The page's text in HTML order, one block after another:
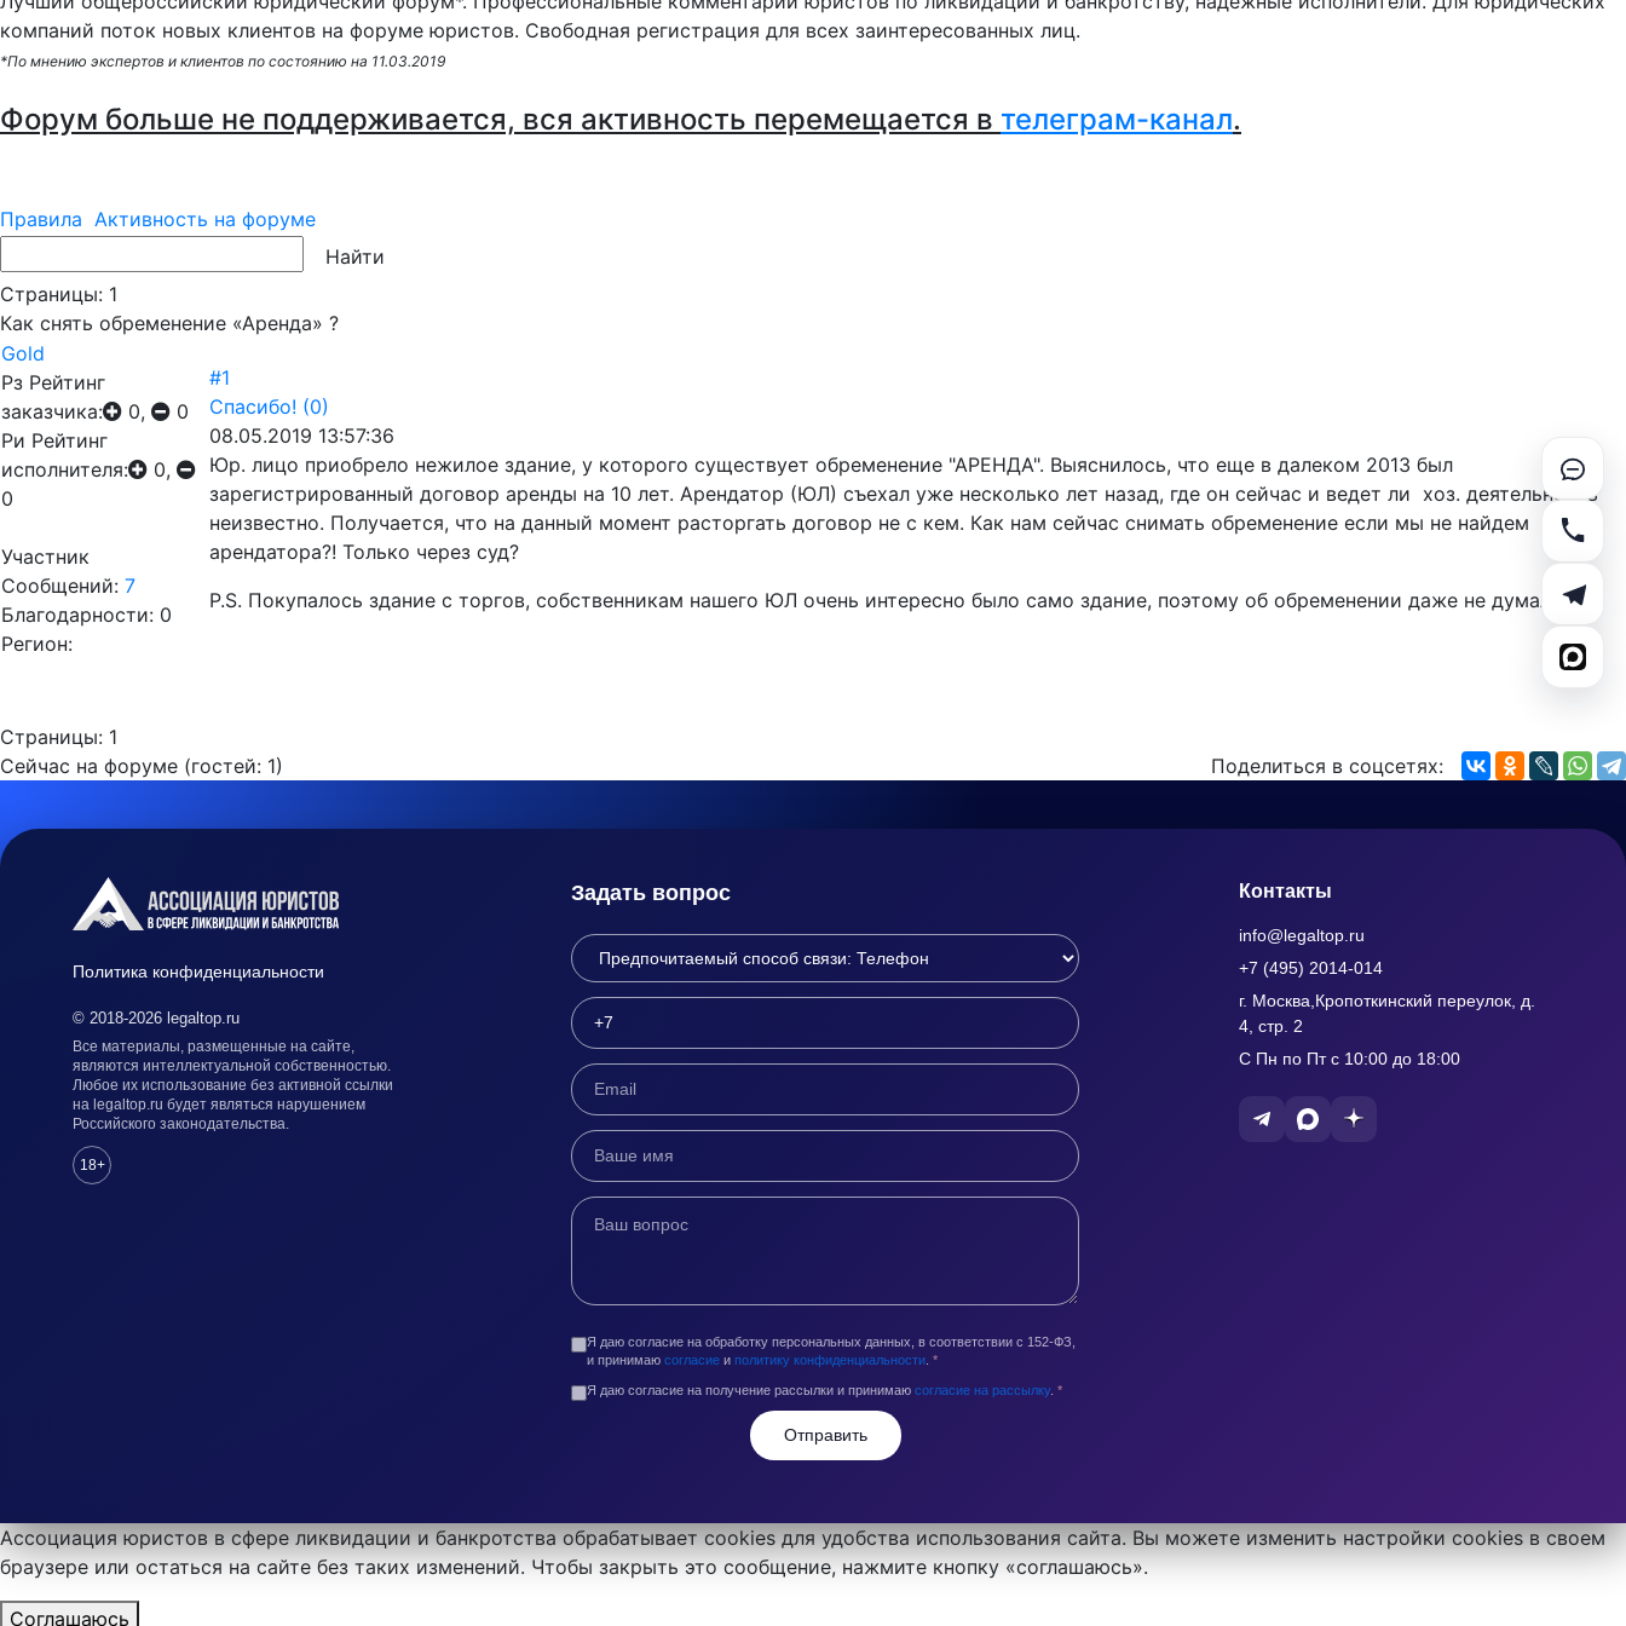
компаний поток новых клиентов на форуме юристов. Свободная регистрация для всех заинтересованных лиц.
*По мнению экспертов и клиентов по состоянию на 11.03.2019
Форум больше не поддерживается, вся активность перемещается в телеграм-канал.
Правила Активность на форуме
Страницы: 1
Как снять обременение «Аренда» ?
Gold
Рз Рейтинг
заказчика:
0,
0
Ри Рейтинг
исполнителя:
0,
0
Участник
Сообщений: 7
Благодарности: 0
Регион:
#1
Спасибо! (0)
08.05.2019 13:57:36
Юр. лицо приобрело нежилое здание, у которого существует обременение "АРЕНДА". Выяснилось, что еще в далеком 2013 был
зарегистрированный договор аренды на 10 лет. Арендатор (ЮЛ) съехал уже несколько лет назад, где он сейчас и ведет ли хоз. деятельность
неизвестно. Получается, что на данный момент расторгать договор не с кем. Как нам сейчас снимать обременение если мы не найдем
арендатора?! Только через суд?
P.S. Покупалось здание с торгов, собственникам нашего ЮЛ очень интересно было само здание, поэтому об обременении даже не думали ((
Страницы: 1
Сейчас на форуме (гостей: 1) Поделиться в соцсетях:
Политика конфиденциальности
© 2018-2026 legaltop.ru
Все материалы, размещенные на сайте,
являются интеллектуальной собственностью.
Любое их использование без активной ссылки
на legaltop.ru будет являться нарушением
Российского законодательства.
18+
Задать вопрос
Я даю согласие на обработку персональных данных, в соответствии с 152-ФЗ,
и принимаю согласие и политику конфиденциальности *
Я даю согласие на получение рассылки и принимаю согласие на рассылку. *
Отправить
Контакты
info@legaltop.ru
+7 (495) 2014-014
г. Москва,Кропоткинский переулок, д.
4, стр. 2
С Пн по Пт с 10:00 до 18:00
Ассоциация юристов в сфере ликвидации и банкротства обрабатывает cookies для удобства использования сайта. Вы можете изменить настройки cookies в своем
браузере или остаться на сайте без таких изменений. Чтобы закрыть это сообщение, нажмите кнопку «соглашаюсь».
Соглашаюсь